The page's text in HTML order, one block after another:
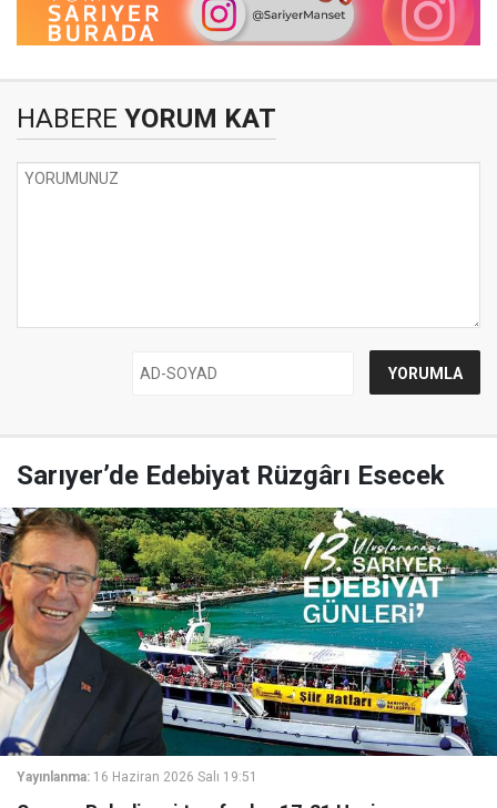
HABERE YORUM KAT
Sarıyer’de Edebiyat Rüzgârı Esecek
Yayınlanma: 16 Haziran 2026 Salı 19:51